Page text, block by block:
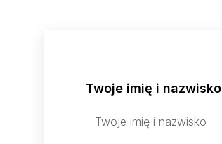
Twoje imię i nazwisko